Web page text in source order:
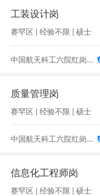
工装设计岗
赛罕区 | 经验不限 | 硕士
中国航天科工六院红岗...
质量管理岗
赛罕区 | 经验不限 | 硕士
中国航天科工六院红岗...
信息化工程师岗
赛罕区 | 经验不限 | 硕士